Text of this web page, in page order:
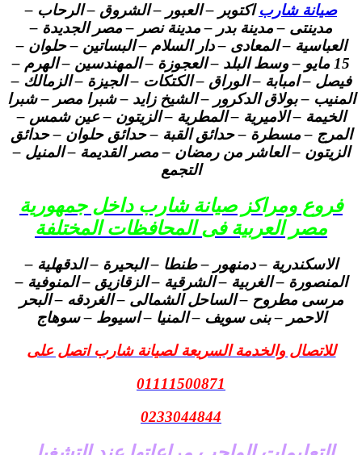
صيانة شارباكتوبر – العبور – الشروق – الرحاب –
مدينتى – مدينة بدر – مدينة نصر – مصر الجديدة –
العباسية – المعادى – دار السلام – البساتين – حلوان –
15 مايو – وسط البلد – العجوزة – المهندسين – الهرم –
فيصل – امبابة – الوراق – الكتكات – الجيزة – الزمالك –
المنيب – بولاق الدكرور – الشيخ زايد – شبرا مصر – شبرا
الخيمة – الاميرية – المطرية – الزيتون – عين شمس –
المرج – مسطرة – حدائق القبة – حدائق حلوان – حدائق
الزيتون – العاشر من رمضان – مصر القديمة – المنيل –
التجمع
فروع ومراكز صيانة شارب داخل جمهورية
مصر العربية فى المحافظات المختلفة
الاسكندرية – دمنهور – طنطا – البحيرة – الدقهلية –
المنصورة – الغربية – الشرقية – الزقازيق – المنوفية –
مرسى مطروح – الساحل الشمالى – الغردقه – البحر
الاحمر – بنى سويف – المنيا – اسيوط – سوهاج
للاتصال والخدمة السريعة لصيانة شارب اتصل على
01111500871
0233044844